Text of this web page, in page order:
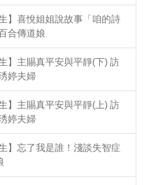
】喜悅姐姐說故事「咱的詩
合傳道娘
】主賜真平安與平靜(下) 訪
婷夫婦
】主賜真平安與平靜(上) 訪
婷夫婦
】忘了我是誰！淺談失智症